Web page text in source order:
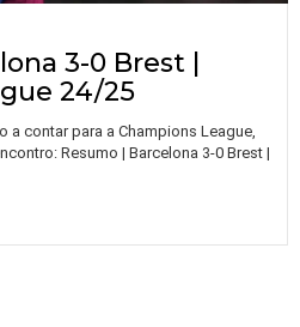
3-0 Brest |
24/25
a contar para a Champions League,
Resumo | Barcelona 3-0 Brest |